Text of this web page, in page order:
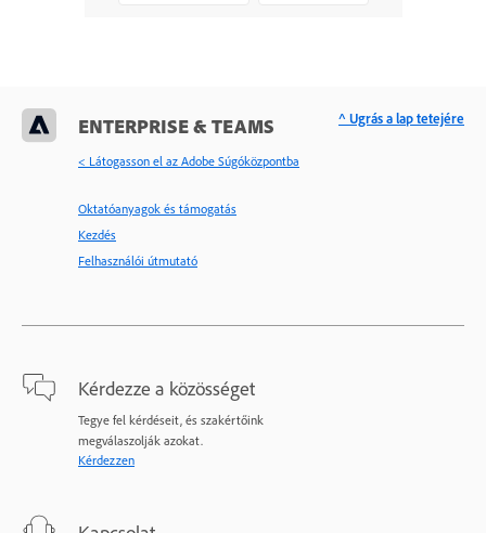
ENTERPRISE & TEAMS
< Látogasson el az Adobe Súgóközpontba
Oktatóanyagok és támogatás
Kezdés
Felhasználói útmutató
Kérdezze a közösséget
Tegye fel kérdéseit, és szakértőink
megválaszolják azokat.
Kérdezzen
^ Ugrás a lap tetejére